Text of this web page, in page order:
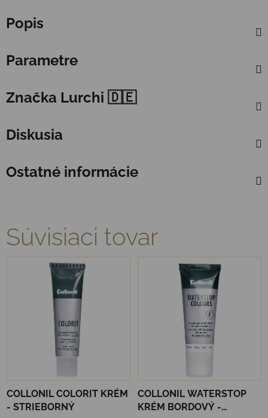
Popis
Parametre
Značka Lurchi 🇩🇪
Diskusia
Ostatné informácie
Súvisiaci tovar
COLLONIL COLORIT KRÉM
- STRIEBORNÝ
COLLONIL WATERSTOP
KRÉM BORDOVÝ -